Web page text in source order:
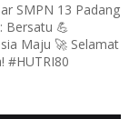
SMPN 13 Padang
Bersatu 💪
Maju 🚀 Selamat
#HUTRI80